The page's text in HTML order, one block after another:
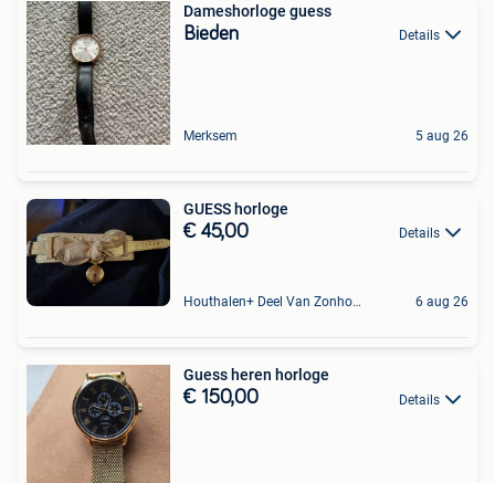
Dameshorloge guess
Bieden Details
Merksem 5 aug 26
GUESS horloge
€ 45,00 Details
Houthalen+ Deel Van Zonhoven En Zolder 6 aug 26
Guess heren horloge
€ 150,00 Details